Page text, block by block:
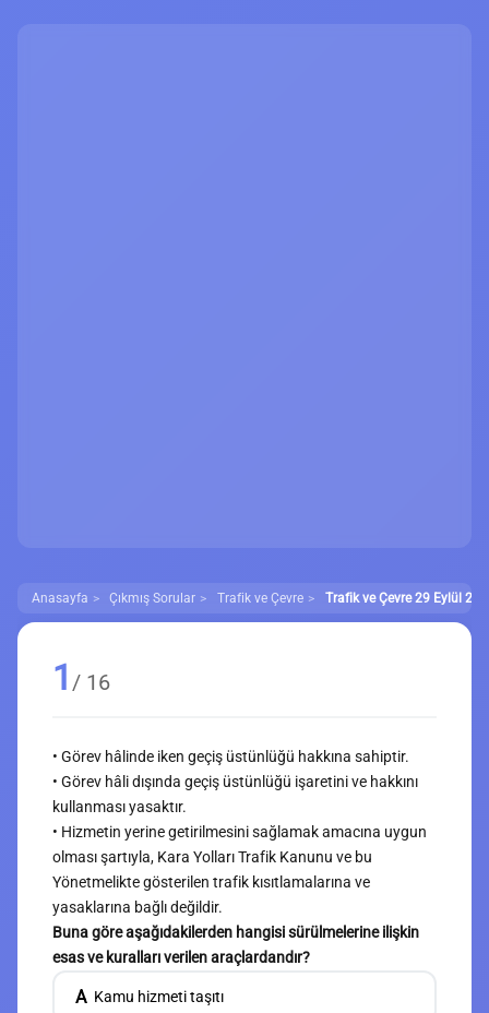
Anasayfa Çıkmış Sorular Trafik ve Çevre Trafik ve Çevre 29 Eylül
1 / 16
• Görev hâlinde iken geçiş üstünlüğü hakkına sahiptir.
• Görev hâli dışında geçiş üstünlüğü işaretini ve hakkını
kullanması yasaktır.
• Hizmetin yerine getirilmesini sağlamak amacına uygun
olması şartıyla, Kara Yolları Trafik Kanunu ve bu
Yönetmelikte gösterilen trafik kısıtlamalarına ve
yasaklarına bağlı değildir.
Buna göre aşağıdakilerden hangisi sürülmelerine ilişkin
esas ve kuralları verilen araçlardandır?
A Kamu hizmeti taşıtı